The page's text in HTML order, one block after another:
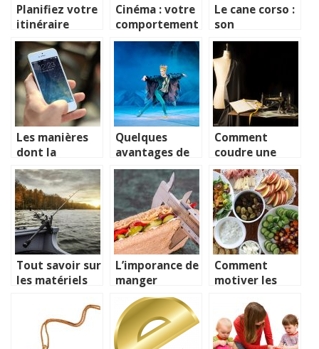
Planifiez votre
itinéraire
comme un pro.
Cinéma : votre
comportement
dans la salle de
cinéma
Le cane corso :
son
alimentation
et ses
relations avec
les autres
êtres vivants
Les manières
dont la
technologie
est devenue
une partie
intégrante du
travail
quotidien
Quelques
avantages de
la danse
classique
Comment
coudre une
chemise
homme ?
Tout savoir sur
les matériels
L’imporance de
manger
sainement
Comment
motiver les
manger des
legumes et des
fruits ?